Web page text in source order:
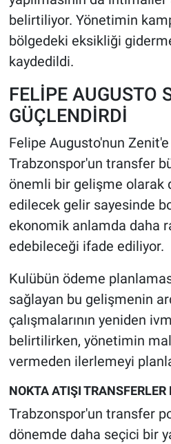
belirtiliyor. Yönetimin
bölgedeki eksikliği
kaydedildi.
FELİPE AUGUSTO
GÜÇLENDİRDİ
Felipe Augusto'nun
Trabzonspor'un transfer
önemli bir gelişme olarak
edilecek gelir sayesinde
ekonomik anlamda daha
edebileceği ifade ediliyor.
Kulübün ödeme
sağlayan bu gelişmenin
çalışmalarının yeniden
belirtilirken, yönetimin
vermeden ilerlemeyi
NOKTA ATIŞI TRANSFERLER
Trabzonspor'un transfer
dönemde daha seçici bir